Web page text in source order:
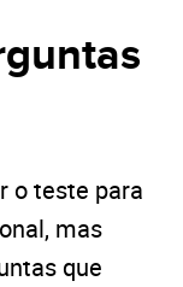
o teste para
mas
que